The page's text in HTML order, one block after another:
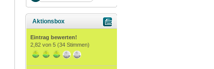
Aktionsbox
Eintrag bewerten!
2,82 von 5 (34 Stimmen)